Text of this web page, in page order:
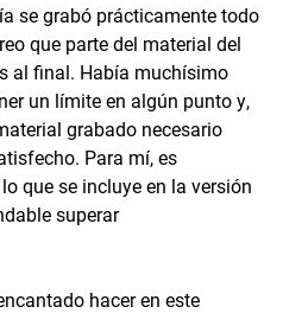
se grabó prácticamente todo
que parte del material del
al final. Había muchísimo
un límite en algún punto y,
grabado necesario
Para mí, es
que se incluye en la versión
superar
hacer en este